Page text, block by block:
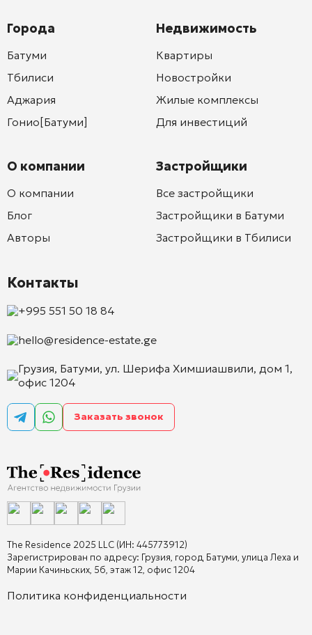
The Residence 2025 LLC (ИН: 445773912)
Зарегистрирован по адресу: Грузия, город Батуми, улица Леха и
Марии Качиньских, 5б, этаж 12, офис 1204
Политика конфиденциальности
Города
Батуми
Тбилиси
Аджария
Гонио[Батуми]
О компании
О компании
Блог
Авторы
Недвижимость
Квартиры
Новостройки
Жилые комплексы
Для инвестиций
Застройщики
Все застройщики
Застройщики в Батуми
Застройщики в Тбилиси
Контакты
+995 551 50 18 84
hello@residence-estate.ge
Грузия, Батуми, ул. Шерифа Химшиашвили, дом 1,
офис 1204
Заказать звонок